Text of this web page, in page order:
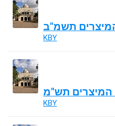
תשמ"ב
KBY
המיצרים תש"מ
KBY